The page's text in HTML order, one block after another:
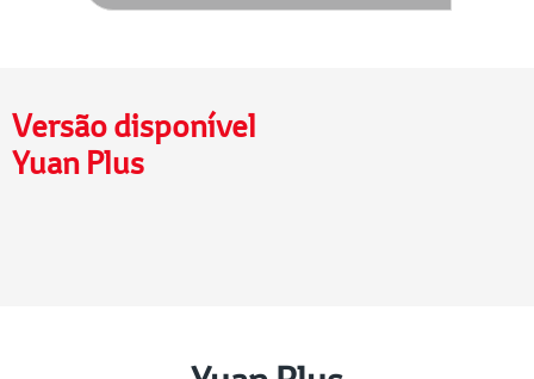
Versão disponível
Yuan Plus